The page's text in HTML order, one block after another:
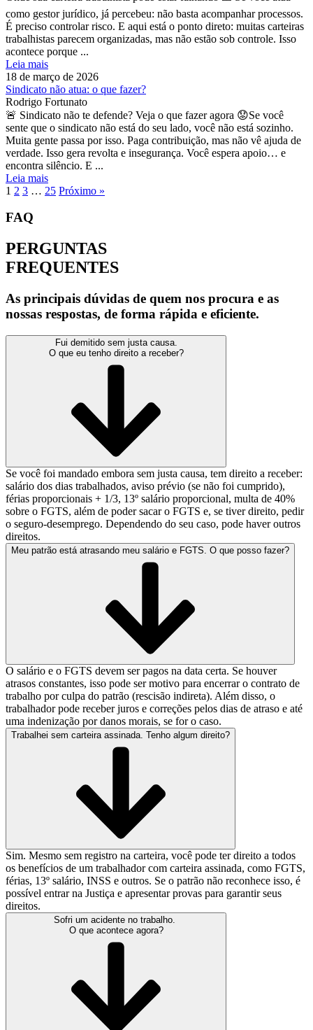
como gestor jurídico, já percebeu: não basta acompanhar processos.
É preciso controlar risco. E aqui está o ponto direto: muitas carteiras
trabalhistas parecem organizadas, mas não estão sob controle. Isso
acontece porque ...
Leia mais
18 de março de 2026
Sindicato não atua: o que fazer?
Rodrigo Fortunato
🚨 Sindicato não te defende? Veja o que fazer agora 😟Se você
sente que o sindicato não está do seu lado, você não está sozinho.
Muita gente passa por isso. Paga contribuição, mas não vê ajuda de
verdade. Isso gera revolta e insegurança. Você espera apoio… e
encontra silêncio. E ...
Leia mais
1 2 3 … 25 Próximo »
FAQ
PERGUNTAS
FREQUENTES
As principais dúvidas de quem nos procura e as
nossas respostas, de forma rápida e eficiente.
Fui demitido sem justa causa.
O que eu tenho direito a receber?
Se você foi mandado embora sem justa causa, tem direito a receber:
salário dos dias trabalhados, aviso prévio (se não foi cumprido),
férias proporcionais + 1/3, 13º salário proporcional, multa de 40%
sobre o FGTS, além de poder sacar o FGTS e, se tiver direito, pedir
o seguro-desemprego. Dependendo do seu caso, pode haver outros
direitos.
Meu patrão está atrasando meu salário e FGTS. O que posso fazer?
O salário e o FGTS devem ser pagos na data certa. Se houver
atrasos constantes, isso pode ser motivo para encerrar o contrato de
trabalho por culpa do patrão (rescisão indireta). Além disso, o
trabalhador pode receber juros e correções pelos dias de atraso e até
uma indenização por danos morais, se for o caso.
Trabalhei sem carteira assinada. Tenho algum direito?
Sim. Mesmo sem registro na carteira, você pode ter direito a todos
os benefícios de um trabalhador com carteira assinada, como FGTS,
férias, 13º salário, INSS e outros. Se o patrão não reconhece isso, é
possível entrar na Justiça e apresentar provas para garantir seus
direitos.
Sofri um acidente no trabalho.
O que acontece agora?